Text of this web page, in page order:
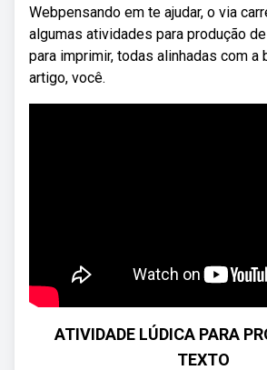
Webpensando em te ajudar, o via
algumas atividades para produção
para imprimir, todas alinhadas com a
artigo, você.
ATIVIDADE LÚDICA PARA
TEXTO